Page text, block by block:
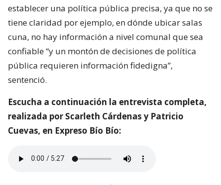
establecer una política pública precisa, ya que no se
tiene claridad por ejemplo, en dónde ubicar salas
cuna, no hay información a nivel comunal que sea
confiable “y un montón de decisiones de política
pública requieren información fidedigna”,
sentenció.
Escucha a continuación la entrevista completa,
realizada por Scarleth Cárdenas y Patricio
Cuevas, en Expreso Bío Bío: